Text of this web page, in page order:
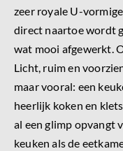
zeer royale U-
direct naartoe wordt
wat mooi afgewerkt.
Licht, ruim en
maar vooral: een
heerlijk koken en
al een glimp opvangt
keuken als de